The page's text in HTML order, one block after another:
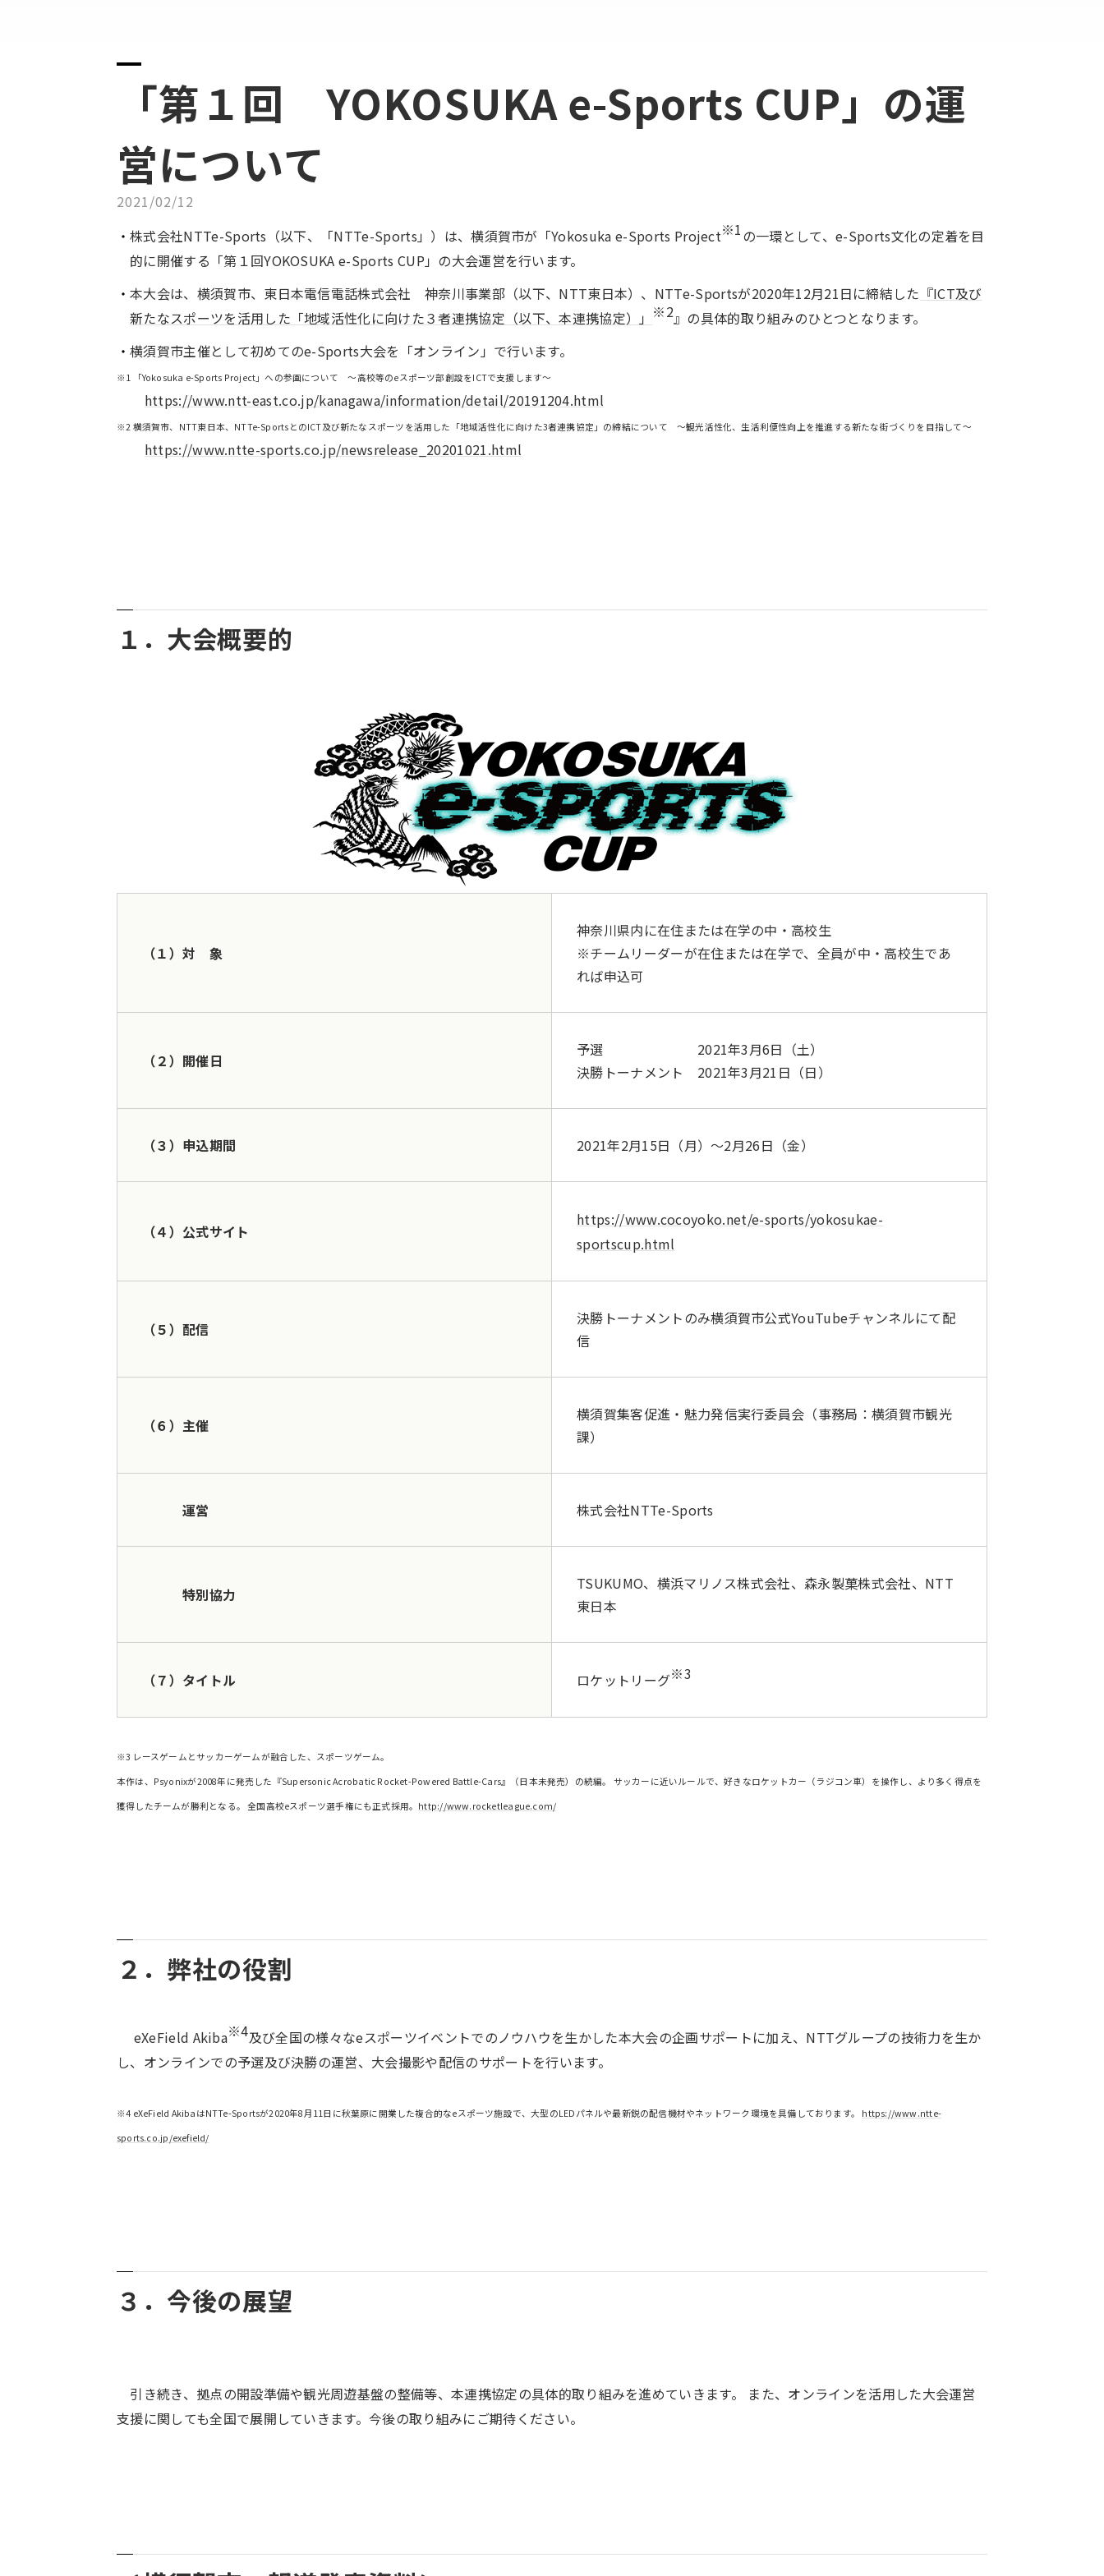
「第１回 YOKOSUKA e-Sports CUP」の運
営について
2021/02/12
株式会社NTTe-Sports（以下、「NTTe-Sports」）は、横須賀市が「Yokosuka e-Sports Project※1の一環として、e-Sports文化の定着を目
的に開催する「第１回YOKOSUKA e-Sports CUP」の大会運営を行います。
本大会は、横須賀市、東日本電信電話株式会社 神奈川事業部（以下、NTT東日本）、NTTe-Sportsが2020年12月21日に締結した 『ICT及び
新たなスポーツを活用した「地域活性化に向けた３者連携協定（以下、本連携協定）」 ※2』の具体的取り組みのひとつとなります。
横須賀市主催として初めてのe-Sports大会を「オンライン」で行います。
※1 「Yokosuka e-Sports Project」への参画について ～高校等のeスポーツ部創設をICTで支援します～
https://www.ntt-east.co.jp/kanagawa/information/detail/20191204.html
※2 横須賀市、NTT東日本、NTTe-SportsとのICT及び新たなスポーツを活用した「地域活性化に向けた3者連携協定」の締結について ～観光活性化、生活利便性向上を推進する新たな街づくりを目指して～
https://www.ntte-sports.co.jp/newsrelease_20201021.html
１．大会概要的
（１）対 象
神奈川県内に在住または在学の中・高校生
※チームリーダーが在住または在学で、全員が中・高校生であ
れば申込可
（２）開催日
予選 2021年3月6日（土）
決勝トーナメント 2021年3月21日（日）
（３）申込期間 2021年2月15日（月）～2月26日（金）
（４）公式サイト
https://www.cocoyoko.net/e-sports/yokosukae-
sportscup.html
（５）配信
決勝トーナメントのみ横須賀市公式YouTubeチャンネルにて配
信
（６）主催
横須賀集客促進・魅力発信実行委員会（事務局：横須賀市観光
課）
運営 株式会社NTTe-Sports
特別協力
TSUKUMO、横浜マリノス株式会社、森永製菓株式会社、NTT
東日本
（７）タイトル ロケットリーグ※3
※3 レースゲームとサッカーゲームが融合した、スポーツゲーム。
本作は、Psyonixが2008年に発売した『Supersonic Acrobatic Rocket-Powered Battle-Cars』（日本未発売）の続編。 サッカーに近いルールで、好きなロケットカー（ラジコン車）を操作し、より多く得点を
獲得したチームが勝利となる。 全国高校eスポーツ選手権にも正式採用。 http://www.rocketleague.com/
２．弊社の役割
eXeField Akiba※4及び全国の様々なeスポーツイベントでのノウハウを生かした本大会の企画サポートに加え、NTTグループの技術力を生か
し、オンラインでの予選及び決勝の運営、大会撮影や配信のサポートを行います。
※4 eXeField AkibaはNTTe-Sportsが2020年8月11日に秋葉原に開業した複合的なeスポーツ施設で、大型のLEDパネルや最新鋭の配信機材やネットワーク環境を具備しております。 https://www.ntte-
sports.co.jp/exefield/
３．今後の展望
引き続き、拠点の開設準備や観光周遊基盤の整備等、本連携協定の具体的取り組みを進めていきます。 また、オンラインを活用した大会運営
支援に関しても全国で展開していきます。今後の取り組みにご期待ください。